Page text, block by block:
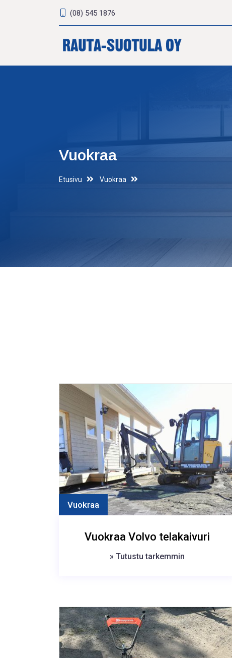
(08) 545 1876
Vuokraa
Etusivu Vuokraa
Vuokraa
Vuokraa Volvo telakaivuri
» Tutustu tarkemmin